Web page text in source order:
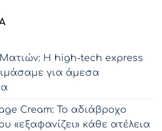
Η high-tech express
για άμεσα
Cream: Το αδιάβροχο
«εξαφανίζει» κάθε ατέλεια